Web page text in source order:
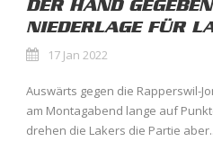
DER HAND
NIEDERLAGE FÜR
17 Jan 2022
Auswärts gegen die Rapperswil-
am Montagabend lange auf
drehen die Lakers die Partie